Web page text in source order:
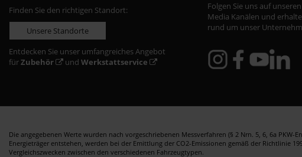
Finden Sie den richtigen Standort:
Unsere Standorte
Entdecken Sie unser umfangreiches Angebot
fürZubehör und Werkstattservice
Folgen Sie uns auf
Media Kanälen und
rund um unser
Die angegebenen Werte wurden nach vorgeschriebenen Messverfahren (§ 2 Nrn. 5, 6, 6a
Energieträger entstehen, werden bei der Emittlung der CO2-Emissionen gemäß der Richtlinie
Vergleichszwecken zwischen den verschiedenen Fahrzeugtypen.